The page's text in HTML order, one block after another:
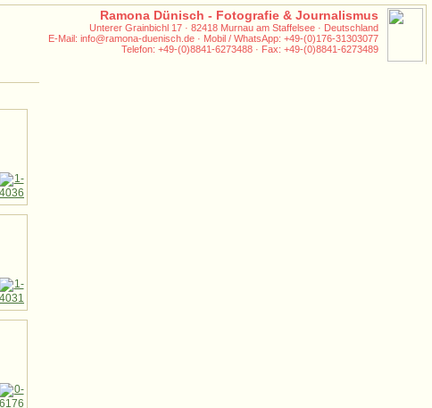
Ramona Dünisch - Fotografie & Journalismus
Unterer Grainbichl 17 · 82418 Murnau am Staffelsee · Deutschland
E-Mail: info@ramona-duenisch.de · Mobil / WhatsApp: +49-(0)176-31303077
Telefon: +49-(0)8841-6273488 · Fax: +49-(0)8841-6273489